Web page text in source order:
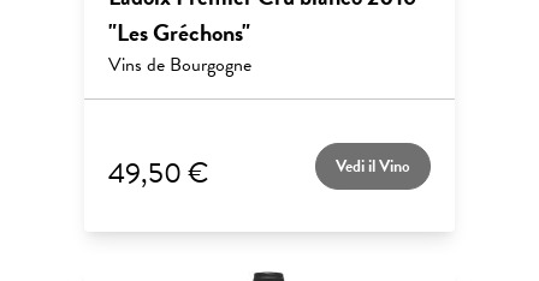
"Les Gréchons"
Vins de Bourgogne
49,50 € Vedi il Vino